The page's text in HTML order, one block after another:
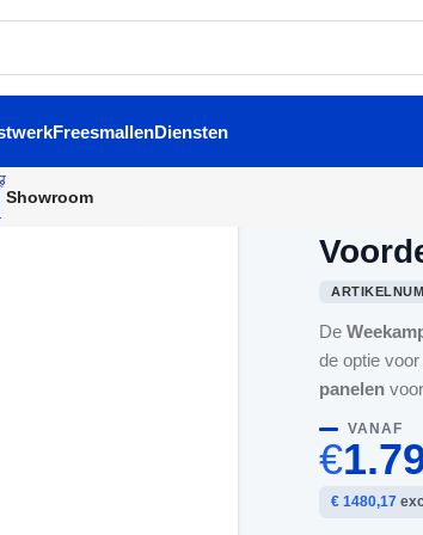
FreesmallenDiensten
Showroom
De
de optie voor
panelen
VANAF
€
€ 1480,17